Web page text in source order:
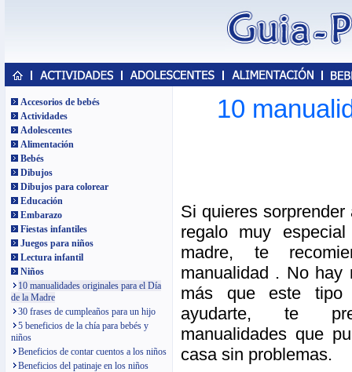
Accesorios de bebés
Actividades
Adolescentes
Alimentación
Bebés
Dibujos
Dibujos para colorear
Educación
Embarazo
Fiestas infantiles
Juegos para niños
Lectura infantil
Niños
10 manualidades originales para el Día
de la Madre
30 frases de cumpleaños para un hijo
5 beneficios de la chía para bebés y
niños
Beneficios de contar cuentos a los niños
Beneficios del patinaje en los niños
10
Si quieres
regalo muy
madre, te
manualidad . No hay
más que este tipo
ayudarte, te
manualidades que
casa sin problemas.